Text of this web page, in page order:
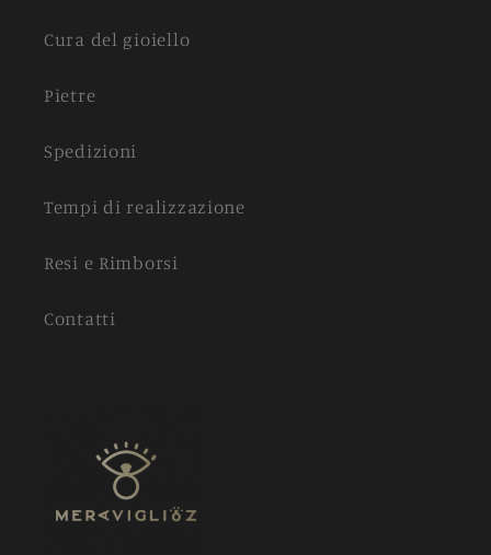
Cura del gioiello
Pietre
Spedizioni
Tempi di realizzazione
Resi e Rimborsi
Contatti